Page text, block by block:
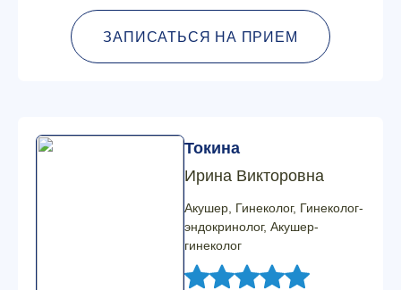
ЗАПИСАТЬСЯ НА ПРИЕМ
Токина
Ирина Викторовна
Акушер, Гинеколог, Гинеколог-
эндокринолог, Акушер-
гинеколог